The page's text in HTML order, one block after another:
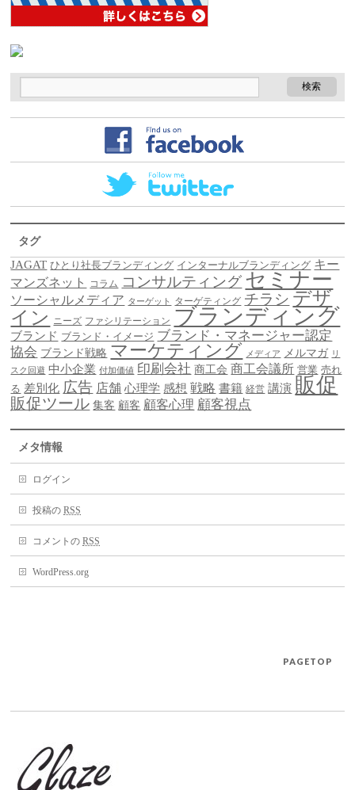
タグ
JAGAT ひとり社長ブランディング インターナルブランディング キー
マンズネット
コラム コンサルティング セミナー
ソーシャルメディア ターゲット ターゲティング チラシ デザ
イン ニーズ ファシリテーション ブランディング
ブランド ブランド・イメージ ブランド・マネージャー認定
協会 ブランド戦略 マーケティング メディア メルマガ リ
スク回避 中小企業 付加価値 印刷会社 商工会 商工会議所 営業 売れ
る 差別化 広告 店舗 心理学 感想 戦略 書籍 経営 講演 販促
販促ツール 集客 顧客 顧客心理 顧客視点
メタ情報
ログイン
投稿のRSS
コメントのRSS
WordPress.org
PAGETOP